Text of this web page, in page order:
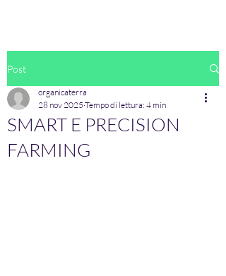
Post
SMART E PRECISION
FARMING
organicaterra
28 nov 2025 Tempo di lettura: 4 min